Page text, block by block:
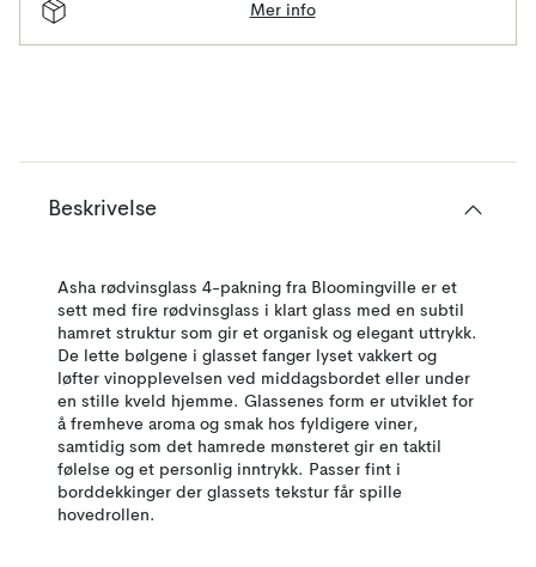
Mer info
Beskrivelse
Asha rødvinsglass 4-pakning fra Bloomingville er et
sett med fire rødvinsglass i klart glass med en subtil
hamret struktur som gir et organisk og elegant uttrykk.
De lette bølgene i glasset fanger lyset vakkert og
løfter vinopplevelsen ved middagsbordet eller under
en stille kveld hjemme. Glassenes form er utviklet for
å fremheve aroma og smak hos fyldigere viner,
samtidig som det hamrede mønsteret gir en taktil
følelse og et personlig inntrykk. Passer fint i
borddekkinger der glassets tekstur får spille
hovedrollen.